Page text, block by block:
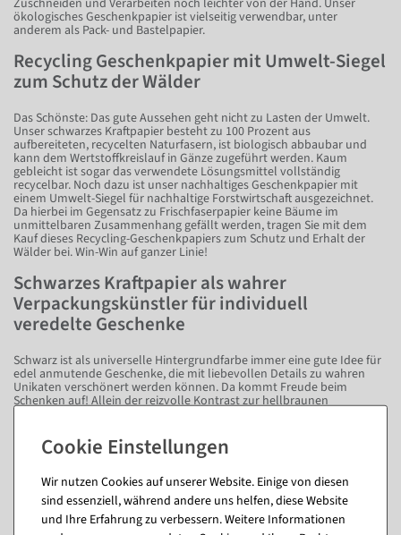
ökologisches Geschenkpapier ist vielseitig verwendbar, unter
anderem als Pack- und Bastelpapier.
Recycling Geschenkpapier mit Umwelt-Siegel
zum Schutz der Wälder
Das Schönste: Das gute Aussehen geht nicht zu Lasten der Umwelt.
Unser schwarzes Kraftpapier besteht zu 100 Prozent aus
aufbereiteten, recycelten Naturfasern, ist biologisch abbaubar und
kann dem Wertstoffkreislauf in Gänze zugeführt werden. Kaum
gebleicht ist sogar das verwendete Lösungsmittel vollständig
recycelbar. Noch dazu ist unser nachhaltiges Geschenkpapier mit
einem Umwelt-Siegel für nachhaltige Forstwirtschaft ausgezeichnet.
Da hierbei im Gegensatz zu Frischfaserpapier keine Bäume im
unmittelbaren Zusammenhang gefällt werden, tragen Sie mit dem
Kauf dieses Recycling-Geschenkpapiers zum Schutz und Erhalt der
Wälder bei. Win-Win auf ganzer Linie!
Schwarzes Kraftpapier als wahrer
Verpackungskünstler für individuell
veredelte Geschenke
Schwarz ist als universelle Hintergrundfarbe immer eine gute Idee für
edel anmutende Geschenke, die mit liebevollen Details zu wahren
Unikaten verschönert werden können. Da kommt Freude beim
Schenken auf! Allein der reizvolle Kontrast zur hellbraunen
Papierrückseite bietet Raum für Gestaltungsideen. Aber auch in
macht unser schwarzes Kraftpapier eine gute Figur. Zudem bietet es
einen ruhigen Hintergrundrahmen um hochwertige Schleifen und
Basteleien und weitere Details sehen auf dem unifarbenen
Geschenkpapier einfach hervorragend aus!
Wir nutzen Cookies auf unserer Website. Einige von diesen
sind essenziell, während andere uns helfen, diese Website
und Ihre Erfahrung zu verbessern. Weitere Informationen